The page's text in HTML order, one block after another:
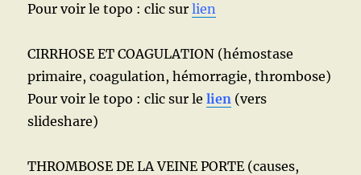
Pour voir le topo : clic surlien
CIRRHOSE ET COAGULATION (hémostase
primaire, coagulation, hémorragie, thrombose)
Pour voir le topo : clic sur lelien (vers
slideshare)
THROMBOSE DE LA VEINE PORTE (causes,